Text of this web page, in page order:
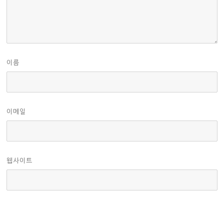
이름
이메일
웹사이트